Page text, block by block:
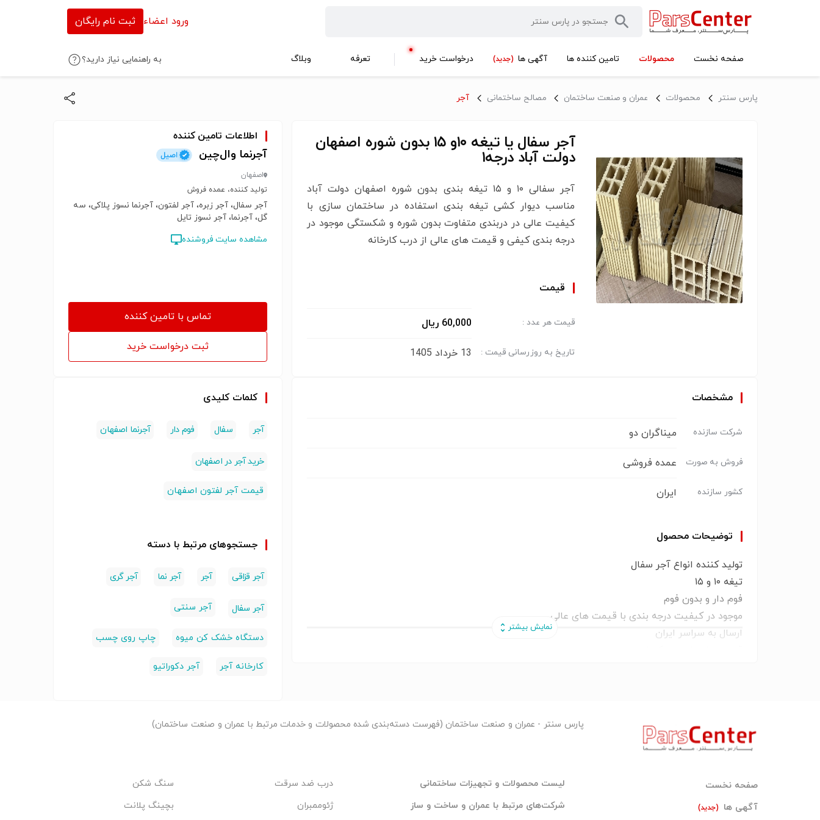
ورود اعضاء ثبت نام رایگان
صفحه نخست محصولات تامین کننده ها آگهی ها (جدید) درخواست خرید تعرفه وبلاگ به راهنمایی نیاز دارید؟
پارس سنتر محصولات عمران و صنعت ساختمان مصالح ساختمانی آجر
آجر سفال یا تیغه ۱۰و ۱۵ بدون شوره اصفهان
دولت آباد درجه۱
آجر سفالی ۱۰ و ۱۵ تیغه بندی بدون شوره اصفهان دولت آباد
مناسب دیوار کشی تیغه بندی ‌استفاده در ساختمان سازی با
کیفیت عالی در دربندی متفاوت بدون شوره و شکستگی موجود در
درجه بندی کیفی و قیمت های عالی از درب کارخانه
قیمت
قیمت هر عدد : 60,000 ریال
تاریخ به روزرسانی قیمت : 13 خرداد 1405
اطلاعات تامین کننده
آجرنما وال‌چین
اصفهان
تولید کننده، عمده فروش
آجر سفال، آجر زبره، آجر لفتون، آجرنما نسوز پلاکی، سه
گل، آجرنما، آجر نسوز تایل
مشاهده سایت فروشنده
تماس با تامین کننده
ثبت درخواست خرید
مشخصات
شرکت سازنده میناگران دو
فروش به صورت عمده فروشی
کشور سازنده ایران
توضیحات محصول
تولید کننده انواع آجر سفال
تیغه ۱۰ و ۱۵
فوم دار و بدون فوم
موجود در کیفیت درجه بندی با قیمت های عالی
ارسال به سراسر ایران
کلمات کلیدی
آجر سفال فوم دار آجرنما اصفهان
خرید آجر در اصفهان
قیمت آجر لفتون اصفهان
جستجوهای مرتبط با دسته
آجر قزاقی آجر آجر نما آجر گری
آجر سفال آجر سنتی
دستگاه خشک کن میوه چاپ روی چسب
کارخانه آجر آجر دکوراتیو
صفحه نخست
آگهی ها
(جدید)
پارس سنتر - عمران و صنعت ساختمان (فهرست دسته‌بندی شده محصولات و خدمات مرتبط با عمران و صنعت ساختمان)
لیست محصولات و تجهیزات ساختمانی
شرکت‌های مرتبط با عمران و ساخت و ساز
درب ضد سرقت
ژئوممبران
سنگ شکن
بچینگ پلانت